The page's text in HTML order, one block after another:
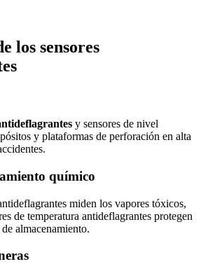
los sensores
y sensores de nivel
y plataformas de perforación en alta
químico
miden los vapores tóxicos,
de temperatura antideflagrantes protegen
almacenamiento.